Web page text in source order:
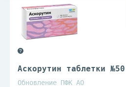
Аскорутин таблетки №50
Обновление ПФК АО